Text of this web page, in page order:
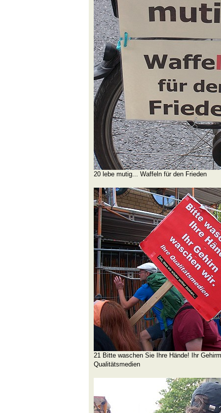
20 lebe mutig... Waffeln für den Frieden
21 Bitte waschen Sie Ihre Hände! Ihr
Qualitätsmedien